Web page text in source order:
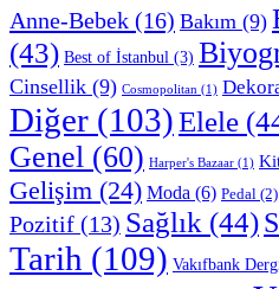
Anne-Bebek (16) Bakım (9)
(43) Best of İstanbul (3)
Cinsellik (9) Cosmopolitan (1)
Diğer (103)Elele
Genel (60) Harper's Bazaar (1)
Gelişim (24) Moda (6) Pedal (2)
Pozitif (13) Sağlık (44)
Tarih (109) Vakıfbank